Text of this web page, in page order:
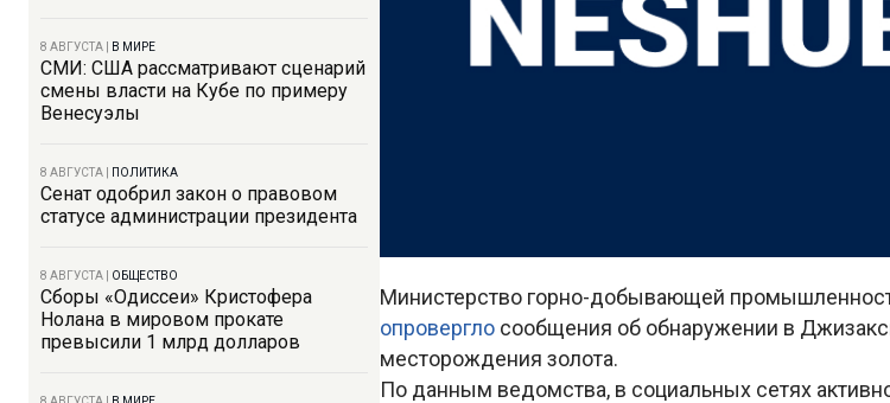
8 АВГУСТА В МИРЕ
СМИ: США рассматривают сценарий
смены власти на Кубе по примеру
Венесуэлы
8 АВГУСТА ПОЛИТИКА
Сенат одобрил закон о правовом
статусе администрации президента
8 АВГУСТА ОБЩЕСТВО
Сборы «Одиссеи» Кристофера
Нолана в мировом прокате
превысили 1 млрд долларов
Министерство горно-добывающей
опровергло сообщения об обнаружении в
месторождения золота.
По данным ведомства, в социальных сетях